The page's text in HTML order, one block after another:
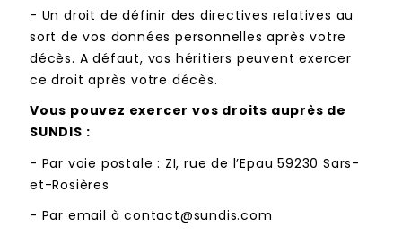
- Un droit de définir des directives relatives au
sort de vos données personnelles après votre
décès. A défaut, vos héritiers peuvent exercer
ce droit après votre décès.
Vous pouvez exercer vos droits auprès de
SUNDIS :
- Par voie postale : ZI, rue de l’Epau 59230 Sars-
et-Rosières
- Par email à contact@sundis.com